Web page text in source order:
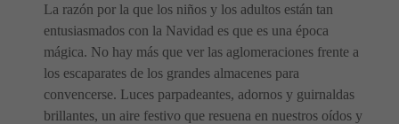
La razón por la que los niños y los adultos están tan
entusiasmados con la Navidad es que es una época
mágica. No hay más que ver las aglomeraciones frente a
los escaparates de los grandes almacenes para
convencerse. Luces parpadeantes, adornos y guirnaldas
brillantes, un aire festivo que resuena en nuestros oídos y